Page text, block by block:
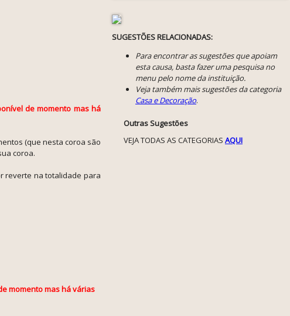
de momento mas há
(que nesta coroa são
coroa.
reverte na totalidade para
momento mas há várias
SUGESTÕES RELACIONADAS:
Para encontrar as sugestões que apoiam
esta causa, basta fazer uma pesquisa no
menu pelo nome da instituição.
Veja também mais sugestões da categoria
Casa e Decoração.
Outras Sugestões
VEJA TODAS AS CATEGORIAS AQUI